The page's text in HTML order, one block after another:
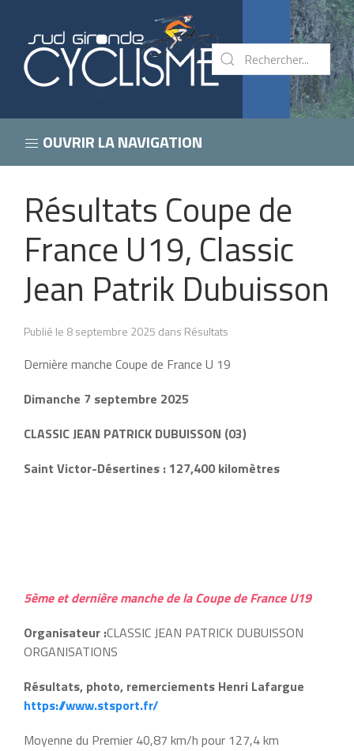
OUVRIR LA NAVIGATION
Résultats Coupe de
France U19, Classic
Jean Patrik Dubuisson
Publié le 8 septembre 2025 dans Résultats
Dernière manche Coupe de France U 19
Dimanche 7 septembre 2025
CLASSIC JEAN PATRICK DUBUISSON (03)
Saint Victor-Désertines : 127,400 kilomètres
5ème et dernière manche de la Coupe de France U19
Organisateur :CLASSIC JEAN PATRICK DUBUISSON
ORGANISATIONS
Résultats, photo, remerciements Henri Lafargue
https://www.stsport.fr/
Moyenne du Premier 40,87 km/h pour 127,4 km